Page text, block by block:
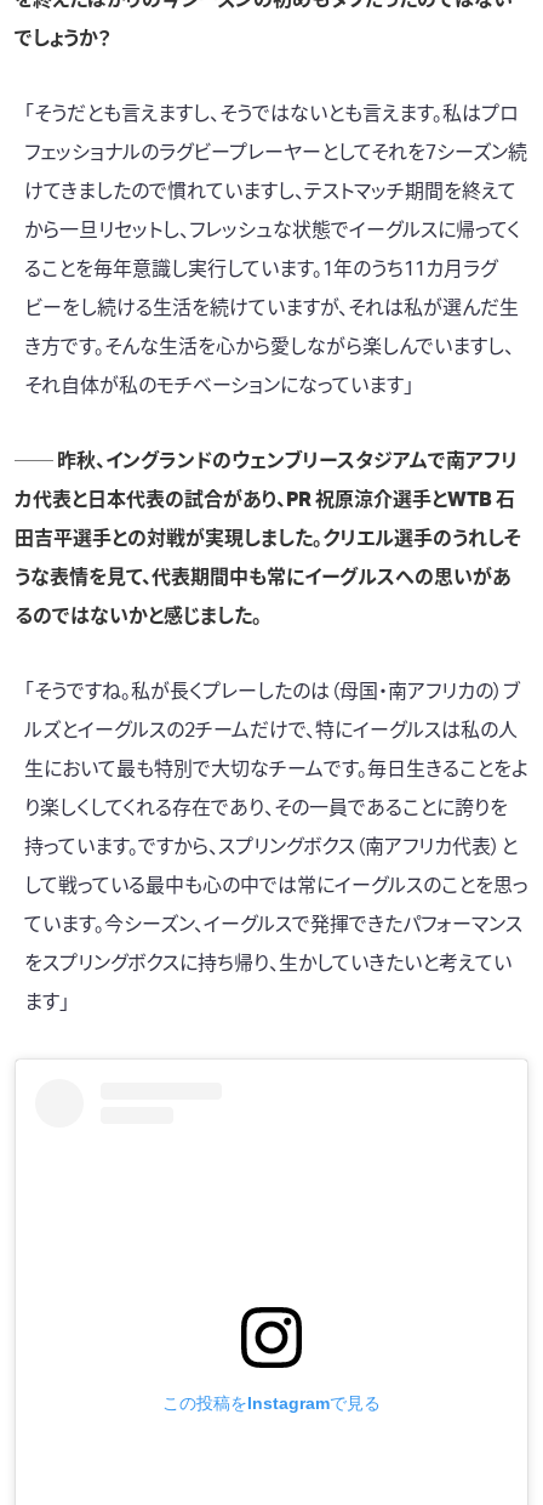
でしょうか？
「そうだとも言えますし、そうではないとも言えます。私はプロ
フェッショナルのラグビープレーヤーとしてそれを7シーズン続
けてきましたので慣れていますし、テストマッチ期間を終えて
から一旦リセットし、フレッシュな状態でイーグルスに帰ってく
ることを毎年意識し実行しています。1年のうち11カ月ラグ
ビーをし続ける生活を続けていますが、それは私が選んだ生
き方です。そんな生活を心から愛しながら楽しんでいますし、
それ自体が私のモチベーションになっています」
── 昨秋、 イングランドのウェンブリースタジアムで南アフリ
カ代表と日本代表の試合があり、 PR 祝原涼介選手とWTB 石
田吉平選手との対戦が実現しました。クリエル選手のうれしそ
うな表情を見て、代表期間中も常にイーグルスへの思いがあ
るのではないかと感じました。
「そうですね。私が長くプレーしたのは（母国・南アフリカの）ブ
ルズとイーグルスの2チームだけで、特にイーグルスは私の人
生において最も特別で大切なチームです。毎日生きることをよ
り楽しくしてくれる存在であり、その一員であることに誇りを
持っています。ですから、スプリングボクス（南アフリカ代表）と
して戦っている最中も心の中では常にイーグルスのことを思っ
ています。今シーズン、イーグルスで発揮できたパフォーマンス
をスプリングボクスに持ち帰り、生かしていきたいと考えてい
ます」
この投稿をInstagramで見る